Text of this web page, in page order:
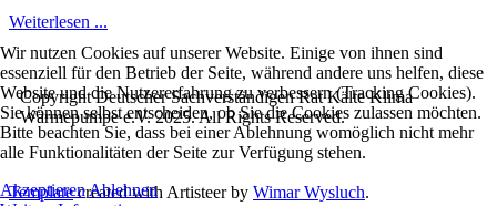
Weiterlesen ...
Copyright Deutscher Sachverständigen Rat Kälte Klima
Wärmepumpe e.V. 2025. All Rights Reserved.
Templatecreated with Artisteer by Wimar Wysluch.
Wir nutzen Cookies auf unserer Website. Einige von ihnen sind
essenziell für den Betrieb der Seite, während andere uns helfen, diese
Website und die Nutzererfahrung zu verbessern (Tracking Cookies).
Sie können selbst entscheiden, ob Sie die Cookies zulassen möchten.
Bitte beachten Sie, dass bei einer Ablehnung womöglich nicht mehr
alle Funktionalitäten der Seite zur Verfügung stehen.
AkzeptierenAblehnen